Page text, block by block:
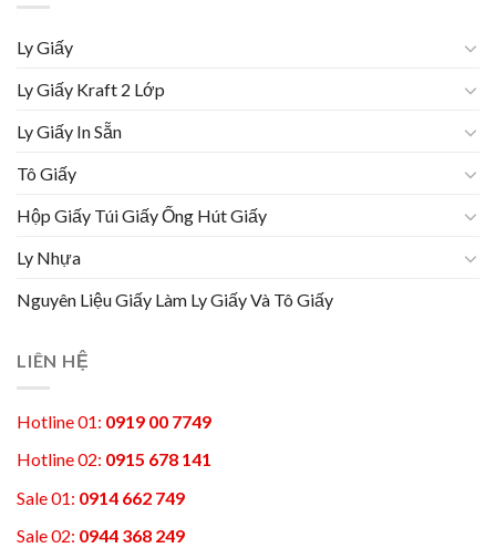
Ly Giấy
Ly Giấy Kraft 2 Lớp
Ly Giấy In Sẵn
Tô Giấy
Hộp Giấy Túi Giấy Ống Hút Giấy
Ly Nhựa
Nguyên Liệu Giấy Làm Ly Giấy Và Tô Giấy
LIÊN HỆ
Hotline 01: 0919 00 7749
Hotline 02: 0915 678 141
Sale 01: 0914 662 749
Sale 02: 0944 368 249